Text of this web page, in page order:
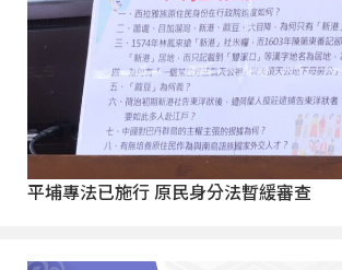
平埔專法已施行 原民身分法暫緩審查